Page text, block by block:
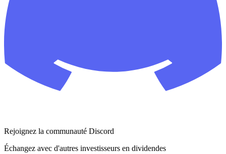
Rejoignez la communauté Discord
Échangez avec d'autres investisseurs en dividendes